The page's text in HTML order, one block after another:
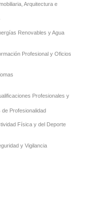
Arquitectura e
Renovables y Agua
Profesional y Oficios
Profesionales y
Profesionalidad
Física y del Deporte
y Vigilancia